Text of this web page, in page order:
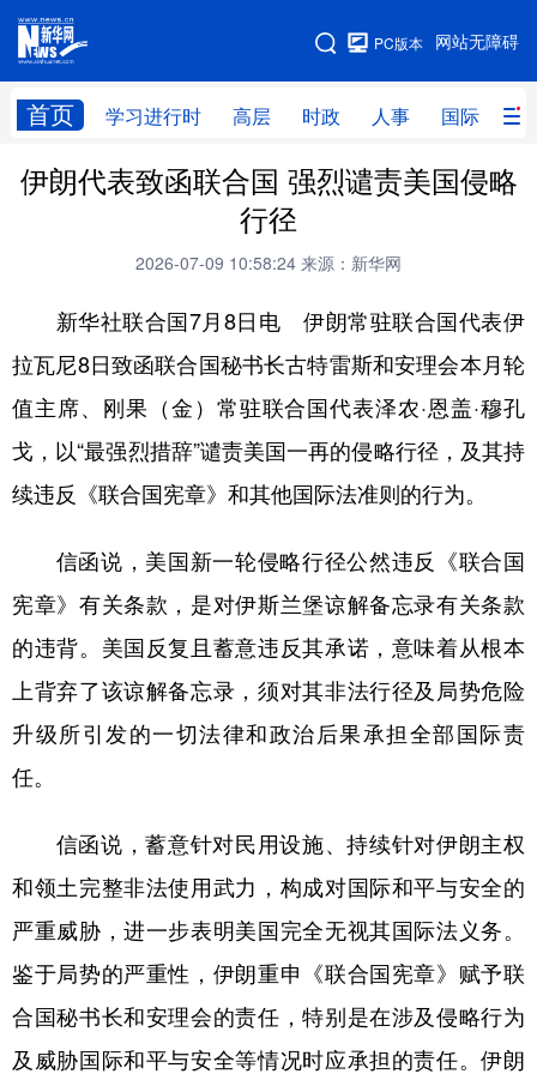
网站无障碍
PC版本
首页 学习进行时 高层 时政 人事 国际 财
网站地图
学习进行时 高层 时政 人事
科技 科创 量子 体育
文化 书画 健康 军事
法律 中央文件 金融 汽车
会展
彩票 娱乐 时尚 悦读
公益 一带一路 亚太网 上市公司
地方频道
北京 天津 河北 山西
辽宁 吉林 上海 江苏
浙江 安徽 福建 江西
伊朗代表致函联合国 强烈谴责美国侵略
行径
2026-07-09 10:58:24 来源：新华网
新华社联合国7月8日电 伊朗常驻联合国代表伊
拉瓦尼8日致函联合国秘书长古特雷斯和安理会本月轮
值主席、刚果（金）常驻联合国代表泽农·恩盖·穆孔
戈，以“最强烈措辞”谴责美国一再的侵略行径，及其持
续违反《联合国宪章》和其他国际法准则的行为。
信函说，美国新一轮侵略行径公然违反《联合国
宪章》有关条款，是对伊斯兰堡谅解备忘录有关条款
的违背。美国反复且蓄意违反其承诺，意味着从根本
上背弃了该谅解备忘录，须对其非法行径及局势危险
升级所引发的一切法律和政治后果承担全部国际责
任。
信函说，蓄意针对民用设施、持续针对伊朗主权
和领土完整非法使用武力，构成对国际和平与安全的
严重威胁，进一步表明美国完全无视其国际法义务。
鉴于局势的严重性，伊朗重申《联合国宪章》赋予联
合国秘书长和安理会的责任，特别是在涉及侵略行为
及威胁国际和平与安全等情况时应承担的责任。伊朗